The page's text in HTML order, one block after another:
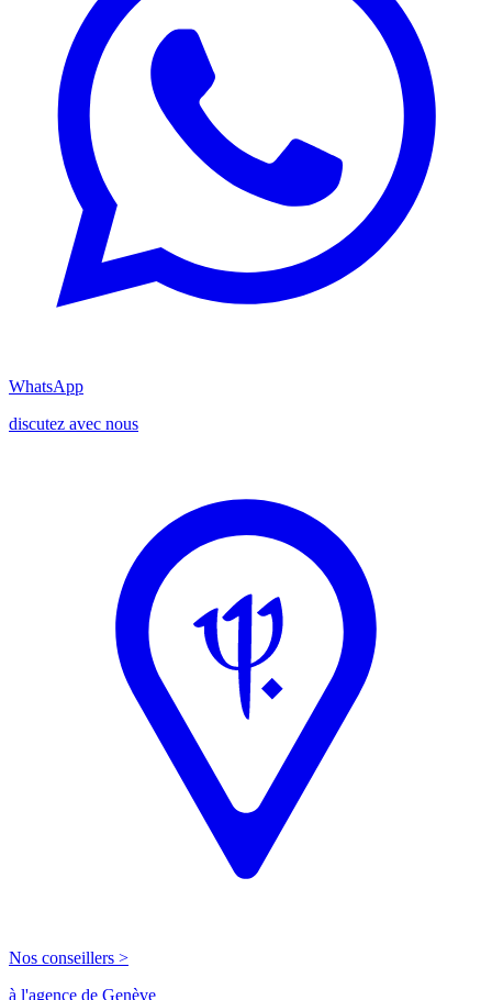
WhatsApp
discutez avec nous
Nos conseillers >
à l'agence de Genève